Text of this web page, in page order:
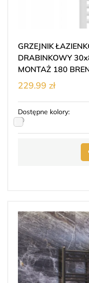
GRZEJNIK
DRABINKOWY 30x80 cm
MONTAŻ 180
229.99 zł
Dostępne kolory: